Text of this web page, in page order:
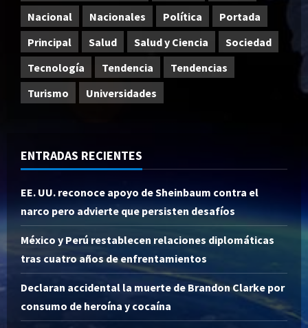
Nacional
Nacionales Política
Portada
Principal
Salud Salud y Ciencia
Sociedad
Tecnología
Tendencia
Tendencias
Turismo
Universidades
ENTRADAS RECIENTES
EE. UU. reconoce apoyo de Sheinbaum contra el
narco pero advierte que persisten desafíos
México y Perú restablecen relaciones diplomáticas
tras cuatro años de enfrentamientos
Declaran accidental la muerte de Brandon Clarke por
consumo de heroína y cocaína